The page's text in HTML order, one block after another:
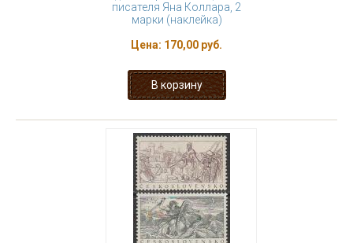
писателя Яна Коллара, 2
марки (наклейка)
Цена: 170,00 руб.